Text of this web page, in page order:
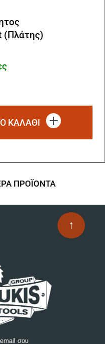
(Πλάτης)
ΚΑΛΑΘΙ
ΠΡΟΪΟΝΤΑ
↑